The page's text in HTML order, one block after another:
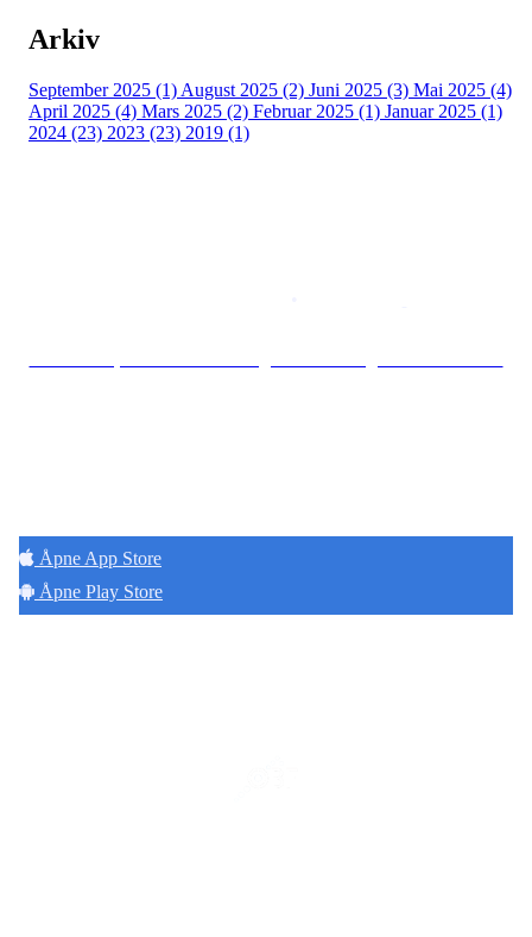
Arkiv
September 2025 (1) August 2025 (2) Juni 2025 (3) Mai 2025 (4)
April 2025 (4) Mars 2025 (2) Februar 2025 (1) Januar 2025 (1)
2024 (23) 2023 (23) 2019 (1)
Åpne App Store
Åpne Play Store